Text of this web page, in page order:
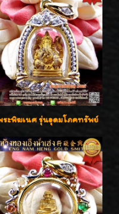
ระพิฆเนศ รุ่นอุดมโภคทรัพย์